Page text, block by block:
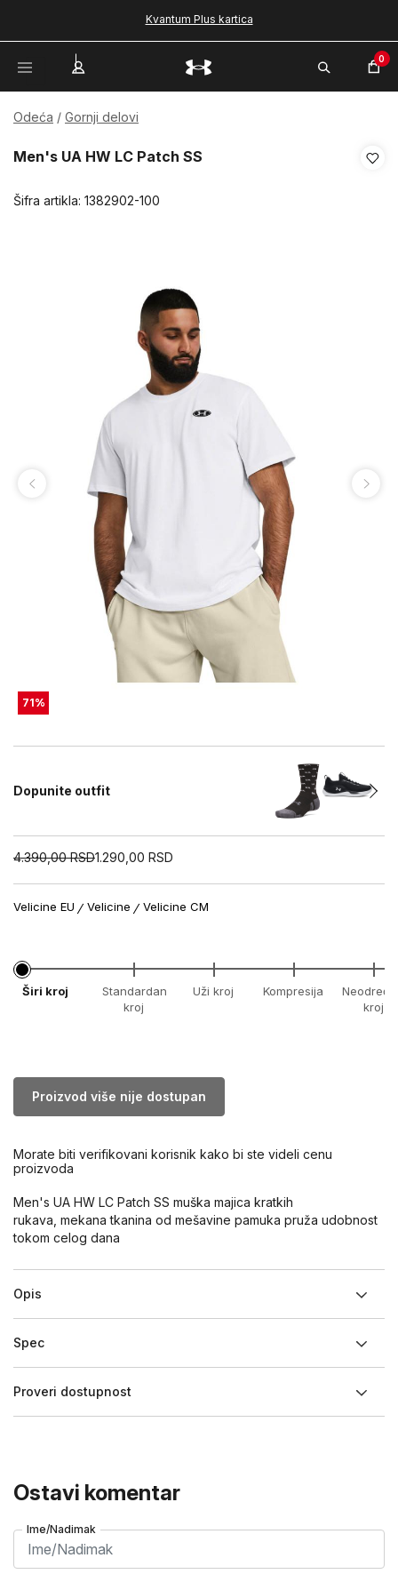
Kvantum Plus kartica
0
Odeća Gornji delovi
Men's UA HW LC Patch SS
Šifra artikla: 1382902-100
71%
Dopunite outfit
4.390,00 RSD1.290,00 RSD
Velicine EU Velicine Velicine CM
Širi kroj
Standardan
kroj
Uži kroj Kompresija
kroj
Proizvod više nije dostupan
Morate biti verifikovani korisnik kako bi ste videli cenu
proizvoda
Men's UA HW LC Patch SS muška majica kratkih
rukava, mekana tkanina od mešavine pamuka pruža udobnost
tokom celog dana
Opis
Spec
Proveri dostupnost
Ostavi komentar
Ime/Nadimak